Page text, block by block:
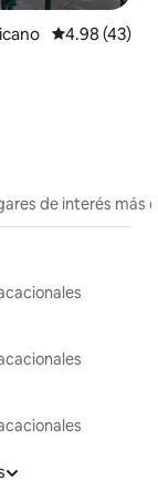
Calificación
4.98 (43)
de interés más